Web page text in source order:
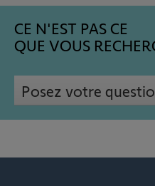
CE N'EST PAS CE
QUE VOUS
Posez votre